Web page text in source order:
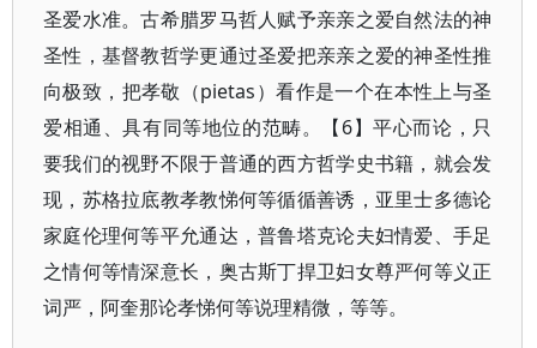
圣爱水准。古希腊罗马哲人赋予亲亲之爱自然法的神
圣性，基督教哲学更通过圣爱把亲亲之爱的神圣性推
向极致，把孝敬（pietas）看作是一个在本性上与圣
爱相通、具有同等地位的范畴。【6】平心而论，只
要我们的视野不限于普通的西方哲学史书籍，就会发
现，苏格拉底教孝教悌何等循循善诱，亚里士多德论
家庭伦理何等平允通达，普鲁塔克论夫妇情爱、手足
之情何等情深意长，奥古斯丁捍卫妇女尊严何等义正
词严，阿奎那论孝悌何等说理精微，等等。